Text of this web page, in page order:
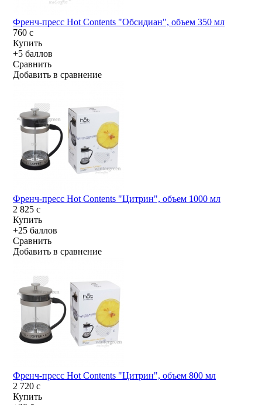
Френч-пресс Hot Contents "Обсидиан", объем 350 мл
760c
Купить
+5 баллов
Сравнить
Добавить в сравнение
Френч-пресс Hot Contents "Цитрин", объем 1000 мл
2 825c
Купить
+25 баллов
Сравнить
Добавить в сравнение
Френч-пресс Hot Contents "Цитрин", объем 800 мл
2 720c
Купить